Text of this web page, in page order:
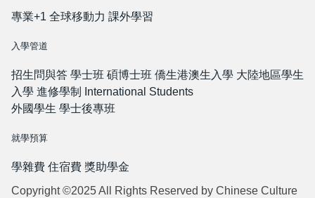
專業+1 全球移動力 課外學習
入學管道
招生問與答 學士班 碩博士班 僑生港澳生入學 大陸地區學生
入學 進修學制
International Students
外國學生 學士後專班
就學預算
學雜費 住宿費 獎助學金
Copyright ©2025 All Rights Reserved by Chinese Culture